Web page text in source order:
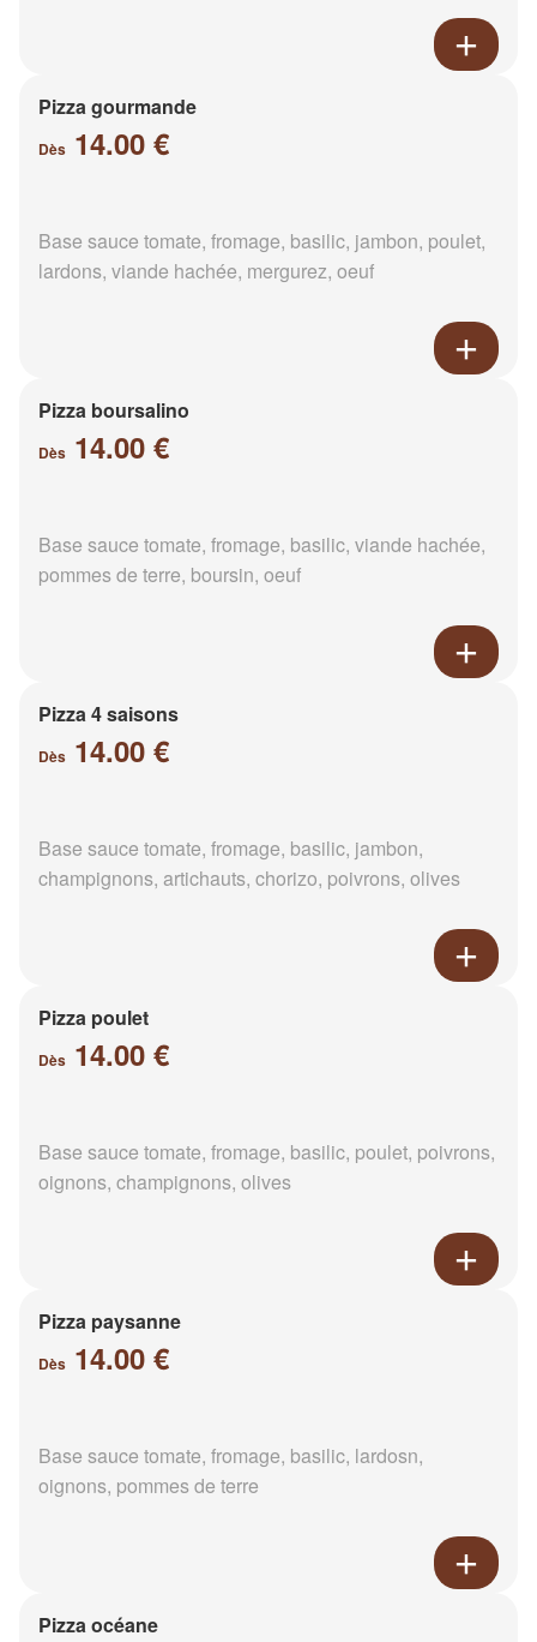
Pizza gourmande
Dès 14.00 €
Base sauce tomate, fromage, basilic, jambon, poulet,
lardons, viande hachée, mergurez, oeuf
Pizza boursalino
Dès 14.00 €
Base sauce tomate, fromage, basilic, viande hachée,
pommes de terre, boursin, oeuf
Pizza 4 saisons
Dès 14.00 €
Base sauce tomate, fromage, basilic, jambon,
champignons, artichauts, chorizo, poivrons, olives
Pizza poulet
Dès 14.00 €
Base sauce tomate, fromage, basilic, poulet, poivrons,
oignons, champignons, olives
Pizza paysanne
Dès 14.00 €
Base sauce tomate, fromage, basilic, lardosn,
oignons, pommes de terre
Pizza océane